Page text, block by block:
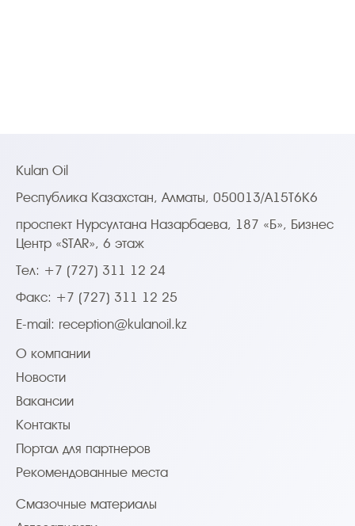
Kulan Oil
Республика Казахстан, Алматы, 050013/A15T6K6
проспект Нурсултана Назарбаева, 187 «Б», Бизнес
Центр «STAR», 6 этаж
Тел: +7 (727) 311 12 24
Факс: +7 (727) 311 12 25
E-mail: reception@kulanoil.kz
О компании
Новости
Вакансии
Контакты
Портал для партнеров
Рекомендованные места
Смазочные материалы